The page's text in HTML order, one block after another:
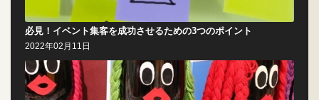
必見！イベント集客を成功させるための3つのポイント
2022年02月11日